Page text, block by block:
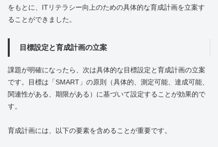
をもとに、ITリテラシー向上のための具体的な育成計画を立案す
ることができました。
目標設定と育成計画の立案
課題が明確になったら、次は具体的な目標設定と育成計画の立案
です。目標は「SMART」の原則（具体的、測定可能、達成可能、
関連性がある、期限がある）に基づいて設定することが効果的で
す。
育成計画には、以下の要素を含めることが重要です。